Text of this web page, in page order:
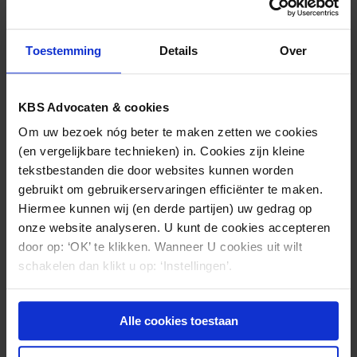
Toestemming Details Over
KBS Advocaten & cookies
Om uw bezoek nóg beter te maken zetten we cookies
(en vergelijkbare technieken) in. Cookies zijn kleine
tekstbestanden die door websites kunnen worden
gebruikt om gebruikerservaringen efficiënter te maken.
Hiermee kunnen wij (en derde partijen) uw gedrag op
onze website analyseren. U kunt de cookies accepteren
door op: ‘OK’ te klikken. Wanneer U cookies uit wilt
schakelen dan klikt u op: ‘Instellingen’.
Alle cookies toestaan
(030) 21 22 800
Nieuws & kennis